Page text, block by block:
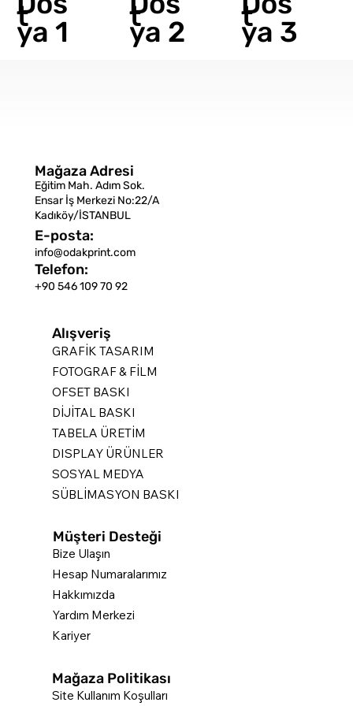
ya 1
t
ya 2
t
ya 3
t
Mağaza Politikası
Site Kullanım Koşulları
Bize Ulaşın
Hesap Numaralarımız
Hakkımızda
Yardım Merkezi
Kariyer
Müşteri Desteği
Alışveriş
GRAFİK TASARIM
FOTOGRAF & FİLM
OFSET BASKI
DİJİTAL BASKI
TABELA ÜRETİM
DISPLAY ÜRÜNLER
SOSYAL MEDYA
SÜBLİMASYON BASKI
Mağaza Adresi
Eğitim Mah. Adım Sok.
Ensar İş Merkezi No:22/A
Kadıköy/İSTANBUL
E-posta:
info@odakprint.com
Telefon:
+90 546 109 70 92